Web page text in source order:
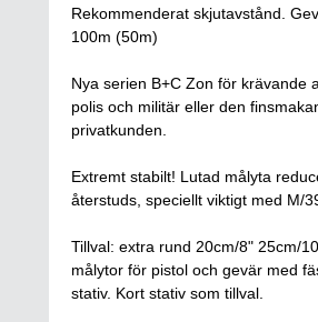
Rekommenderat skjutavstånd.
100m (50m)
Nya serien B+C Zon för krävande
polis och militär eller den
privatkunden.
Extremt stabilt! Lutad målyta
återstuds, speciellt viktigt med M/
Tillval: extra rund 20cm/8" 25cm/
målytor för pistol och gevär med
stativ. Kort stativ som tillval.